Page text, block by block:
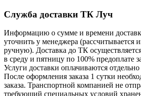
Служба доставки ТК Луч
Информацию о сумме и времени
уточнить у менеджера (рассчитывается
ручную). Доставка до ТК
в среду и пятницу по 100% предоплате
Услуги доставки оплачиваются
После оформления заказа 1 сутки
заказа. Транспортной компанией не
требующий специальных условий